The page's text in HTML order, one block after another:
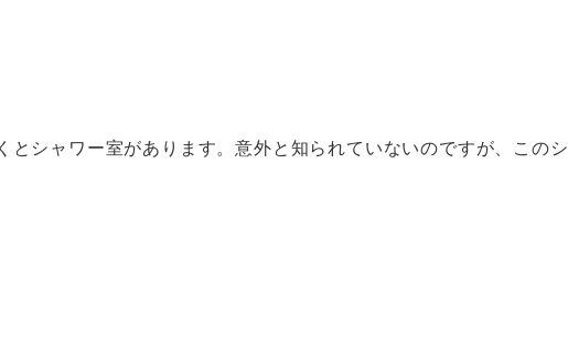
シャワー室があります。意外と知られていないのですが、このシ